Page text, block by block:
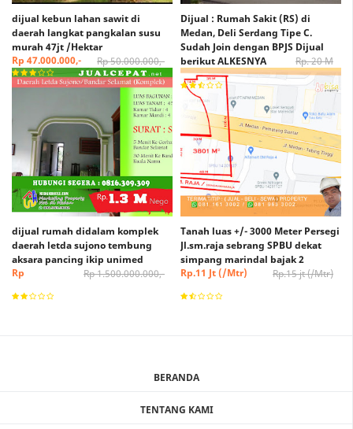
dijual kebun lahan sawit di
daerah langkat pangkalan susu
murah 47jt /Hektar
Rp 50.000.000,-
Rp 47.000.000,-
Dijual : Rumah Sakit (RS) di
Medan, Deli Serdang Tipe C.
Sudah Join dengan BPJS Dijual
berikut ALKESNYA
Rp. 20 M
Rp. 15 M (Nego)
dijual rumah didalam komplek
daerah letda sujono tembung
aksara pancing ikip unimed
Rp 1.500.000.000,-
Rp
Tanah luas +/- 3000 Meter Persegi
Jl.sm.raja sebrang SPBU dekat
simpang marindal bajak 2
Rp.15 jt (/Mtr)
Rp.11 Jt (/Mtr)
BERANDA
TENTANG KAMI